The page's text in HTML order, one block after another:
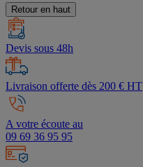
Retour en haut
Devis sous 48h
Livraison offerte dès 200 € HT
A votre écoute au
09 69 36 95 95